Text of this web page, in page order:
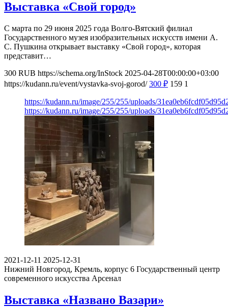
Выставка «Свой город»
С марта по 29 июня 2025 года Волго-Вятский филиал
Государственного музея изобразительных искусств имени А.
С. Пушкина открывает выставку «Свой город», которая
представит…
300 RUB https://schema.org/InStock 2025-04-28T00:00:00+03:00
https://kudann.ru/event/vystavka-svoj-gorod/ 300 ₽ 159 1
https://kudann.ru/image/255/255/uploads/
https://kudann.ru/image/255/255/uploads/
2021-12-11 2025-12-31
Нижний Новгород, Кремль, корпус 6 Государственный центр
современного искусства Арсенал
Выставка «Названо Вазари»